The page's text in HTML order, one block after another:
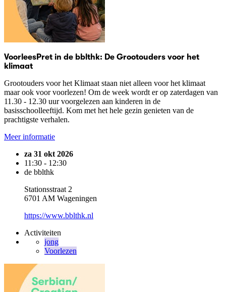
VoorleesPret in de bblthk: De Grootouders voor het
klimaat
Grootouders voor het Klimaat staan niet alleen voor het klimaat
maar ook voor voorlezen! Om de week wordt er op zaterdagen van
11.30 - 12.30 uur voorgelezen aan kinderen in de
basisschoolleeftijd. Kom met het hele gezin genieten van de
prachtigste verhalen.
Meer informatie
za 31 okt 2026
11:30 - 12:30
de bblthk
Stationsstraat 2
6701 AM Wageningen
https://www.bblthk.nl
Activiteiten
jong
Voorlezen